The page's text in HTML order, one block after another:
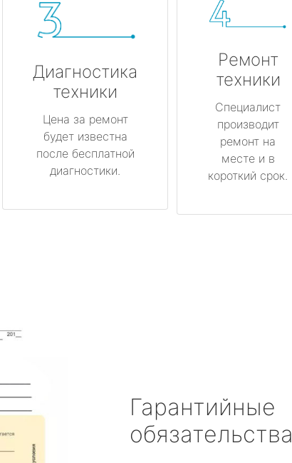
Диагностика
техники
Цена за ремонт
будет известна
после бесплатной
диагностики.
Ремонт
техники
Специалист
производит
ремонт на
месте и в
короткий срок.
Гарантийные
обязательства